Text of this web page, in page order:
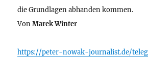
die Grundlagen abhanden kommen.
VonMarek Winter
https://peter-nowak-journalist.de/